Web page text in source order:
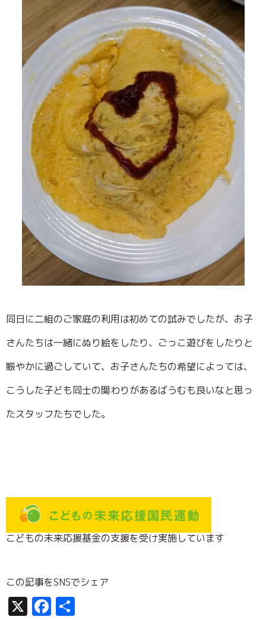
同日に二組のご家庭の利用は初めての試みでしたが、お子
さんたちは一緒にぬり絵をしたり、ごっこ遊びをしたりと
賑やかに過ごしていて、お子さんたちの希望によっては、
こうした子ども同士の関わりがあるばうむも良いなと思っ
たスタッフたちでした。
こどもの未来応援基金の支援を受け実施しています
この記事をSNSでシェア
X Facebook